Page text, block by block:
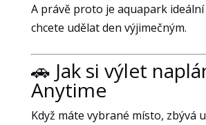
A právě proto je aquapark ideální
chcete udělat den výjimečným.
🚗 Jak si výlet
Anytime
Když máte vybrané místo, zbývá